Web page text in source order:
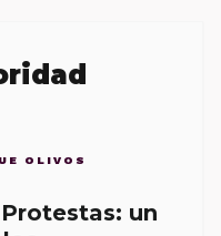
OLIVOS
un